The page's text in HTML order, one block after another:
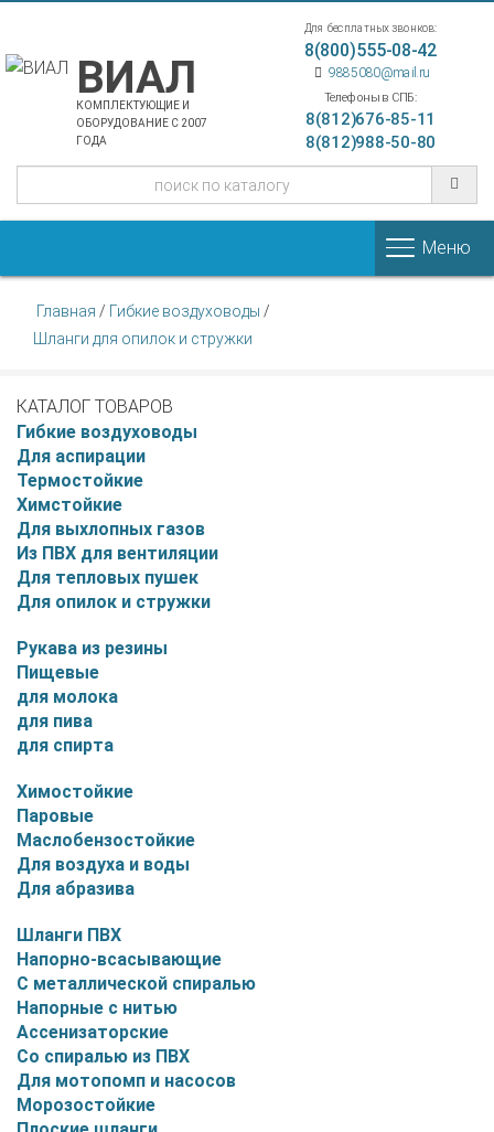
ВИАЛ
КОМПЛЕКТУЮЩИЕ И
ОБОРУДОВАНИЕ С 2007
ГОДА
Для бесплатных звонков:
8(800)555-08-42
9885080@mail.ru
Телефоны в СПБ:
8(812)676-85-11
8(812)988-50-80
Меню
Главная / Гибкие воздуховоды /
Шланги для опилок и стружки
КАТАЛОГ ТОВАРОВ
Гибкие воздуховоды
Для аспирации
Термостойкие
Химстойкие
Для выхлопных газов
Из ПВХ для вентиляции
Для тепловых пушек
Для опилок и стружки
Рукава из резины
Пищевые
для молока
для пива
для спирта
Химостойкие
Паровые
Маслобензостойкие
Для воздуха и воды
Для абразива
Шланги ПВХ
Напорно-всасывающие
С металлической спиралью
Напорные с нитью
Ассенизаторские
Со спиралью из ПВХ
Для мотопомп и насосов
Морозостойкие